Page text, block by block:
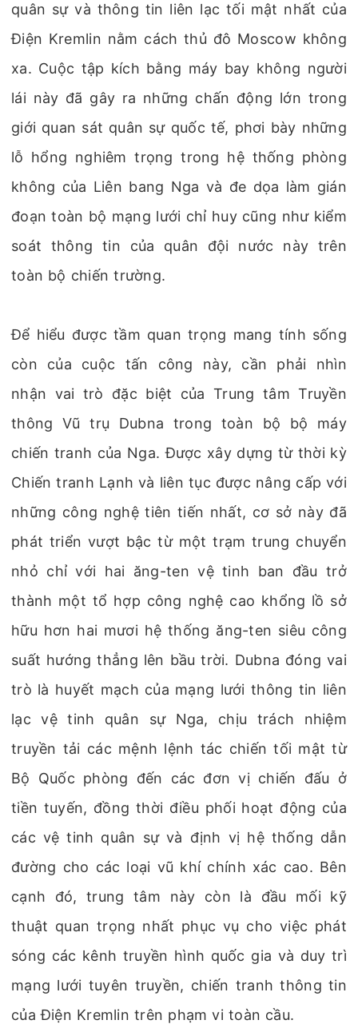
quân sự và thông tin liên lạc tối mật nhất của
Điện Kremlin nằm cách thủ đô Moscow không
xa. Cuộc tập kích bằng máy bay không người
lái này đã gây ra những chấn động lớn trong
giới quan sát quân sự quốc tế, phơi bày những
lỗ hổng nghiêm trọng trong hệ thống phòng
không của Liên bang Nga và đe dọa làm gián
đoạn toàn bộ mạng lưới chỉ huy cũng như kiểm
soát thông tin của quân đội nước này trên
toàn bộ chiến trường.
Để hiểu được tầm quan trọng mang tính sống
còn của cuộc tấn công này, cần phải nhìn
nhận vai trò đặc biệt của Trung tâm Truyền
thông Vũ trụ Dubna trong toàn bộ bộ máy
chiến tranh của Nga. Được xây dựng từ thời kỳ
Chiến tranh Lạnh và liên tục được nâng cấp với
những công nghệ tiên tiến nhất, cơ sở này đã
phát triển vượt bậc từ một trạm trung chuyển
nhỏ chỉ với hai ăng-ten vệ tinh ban đầu trở
thành một tổ hợp công nghệ cao khổng lồ sở
hữu hơn hai mươi hệ thống ăng-ten siêu công
suất hướng thẳng lên bầu trời. Dubna đóng vai
trò là huyết mạch của mạng lưới thông tin liên
lạc vệ tinh quân sự Nga, chịu trách nhiệm
truyền tải các mệnh lệnh tác chiến tối mật từ
Bộ Quốc phòng đến các đơn vị chiến đấu ở
tiền tuyến, đồng thời điều phối hoạt động của
các vệ tinh quân sự và định vị hệ thống dẫn
đường cho các loại vũ khí chính xác cao. Bên
cạnh đó, trung tâm này còn là đầu mối kỹ
thuật quan trọng nhất phục vụ cho việc phát
sóng các kênh truyền hình quốc gia và duy trì
mạng lưới tuyên truyền, chiến tranh thông tin
của Điện Kremlin trên phạm vi toàn cầu.